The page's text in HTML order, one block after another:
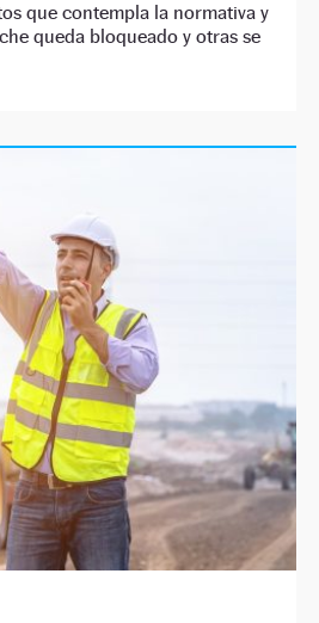
que contempla la normativa y
queda bloqueado y otras se